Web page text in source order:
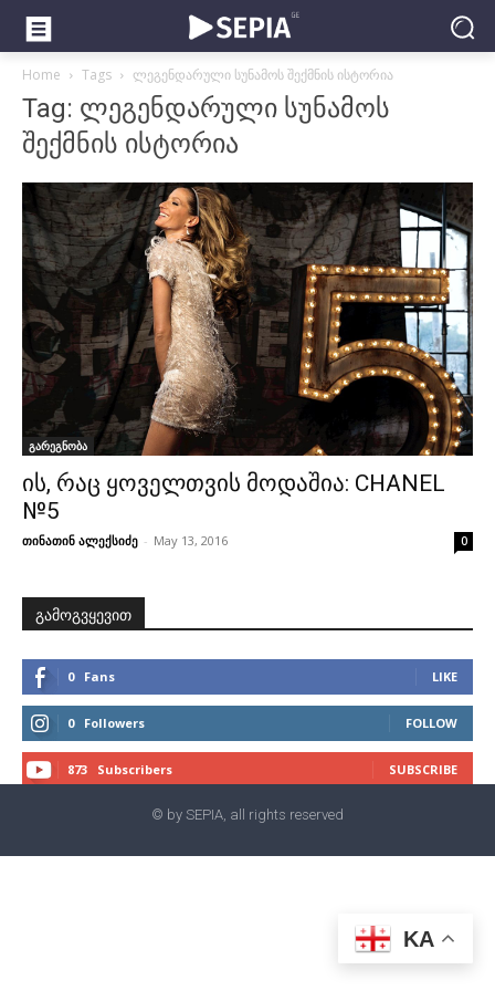
Home Tags ლეგენდარული სუნამოს შექმნის ისტორია
Tag: ლეგენდარული სუნამოს
შექმნის ისტორია
გარეგნობა
ის, რაც ყოველთვის მოდაშია: CHANEL
№5
თინათინ ალექსიძე - May 13, 2016 0
გამოგვყევით
0 Fans LIKE
0 Followers FOLLOW
873 Subscribers SUBSCRIBE
© by SEPIA, all rights reserved
KA